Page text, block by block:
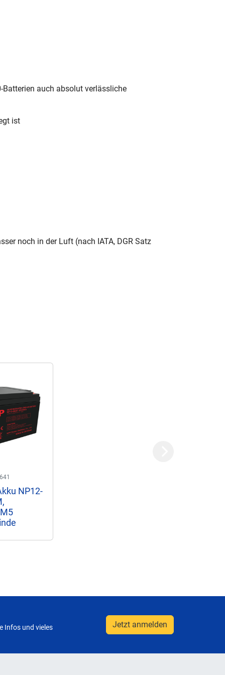
auch absolut verlässliche
ist
noch in der Luft (nach IATA, DGR Satz
NP12-
Infos und vieles
Jetzt anmelden